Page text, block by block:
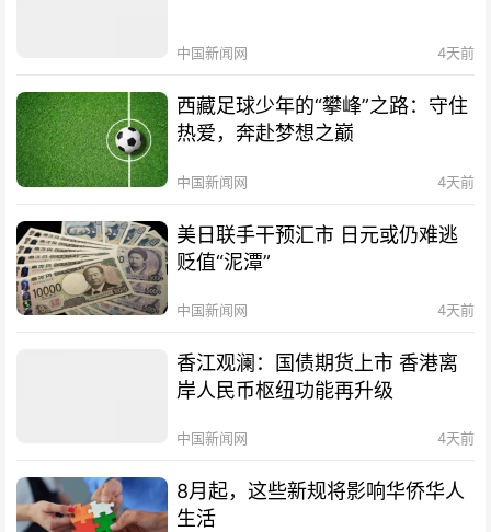
中国新闻网 4天前
西藏足球少年的“攀峰”之路：守住
热爱，奔赴梦想之巅
中国新闻网 4天前
美日联手干预汇市 日元或仍难逃
贬值“泥潭”
中国新闻网 4天前
香江观澜：国债期货上市 香港离
岸人民币枢纽功能再升级
中国新闻网 4天前
8月起，这些新规将影响华侨华人
生活